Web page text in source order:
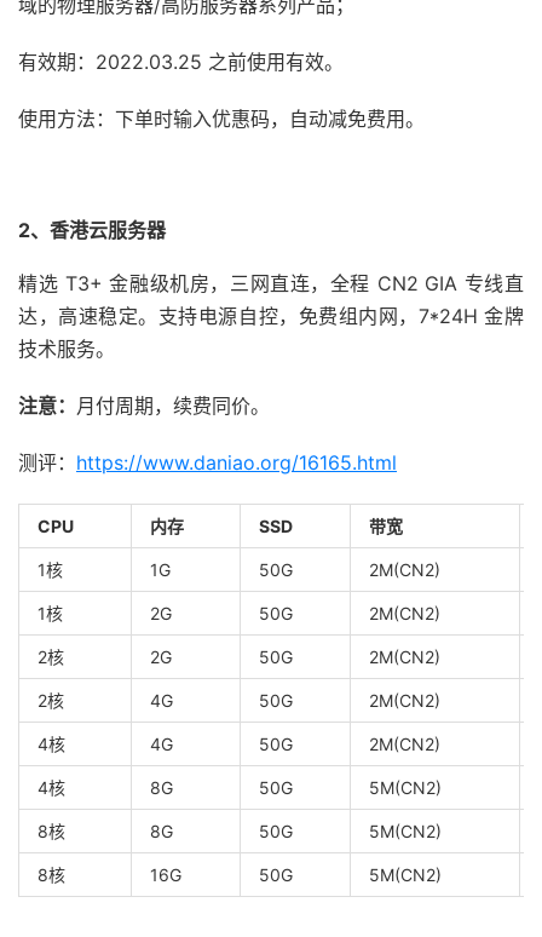
域的物理服务器/高防服务器系列产品；
有效期：2022.03.25 之前使用有效。
使用方法：下单时输入优惠码，自动减免费用。
2、香港云服务器
精选 T3+ 金融级机房，三网直连，全程 CN2 GIA 专线直
达，高速稳定。支持电源自控，免费组内网，7*24H 金牌
技术服务。
注意： 月付周期，续费同价。
测评： https://www.daniao.org/16165.html
CPU 内存 SSD 带宽
1核 1G 50G 2M(CN2)
1核 2G 50G 2M(CN2)
2核 2G 50G 2M(CN2)
2核 4G 50G 2M(CN2)
4核 4G 50G 2M(CN2)
4核 8G 50G 5M(CN2)
8核 8G 50G 5M(CN2)
8核 16G 50G 5M(CN2)